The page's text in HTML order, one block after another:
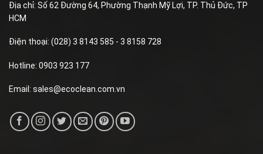
Địa chỉ: Số 62 Đường 64, Phường Thạnh Mỹ Lợi, TP. Thủ Đức, TP
HCM
Điện thoại: (028) 3 8143 585 - 3 8158 728
Hotline: 0903 923 177
Email: sales@ecoclean.com.vn